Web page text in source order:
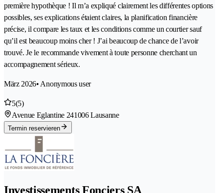
première hypothèque ! Il m’a expliqué clairement les différentes options
possibles, ses explications étaient claires, la planification financière
précise, il compare les taux et les conditions comme un courtier sauf
qu’il est beaucoup moins cher ! J’ai beaucoup de chance de l’avoir
trouvé. Je le recommande vivement à toute personne cherchant un
accompagnement sérieux.
März 2026• Anonymous user
5(5)
Avenue Eglantine 241006 Lausanne
Termin reservieren
Investissements Fonciers SA